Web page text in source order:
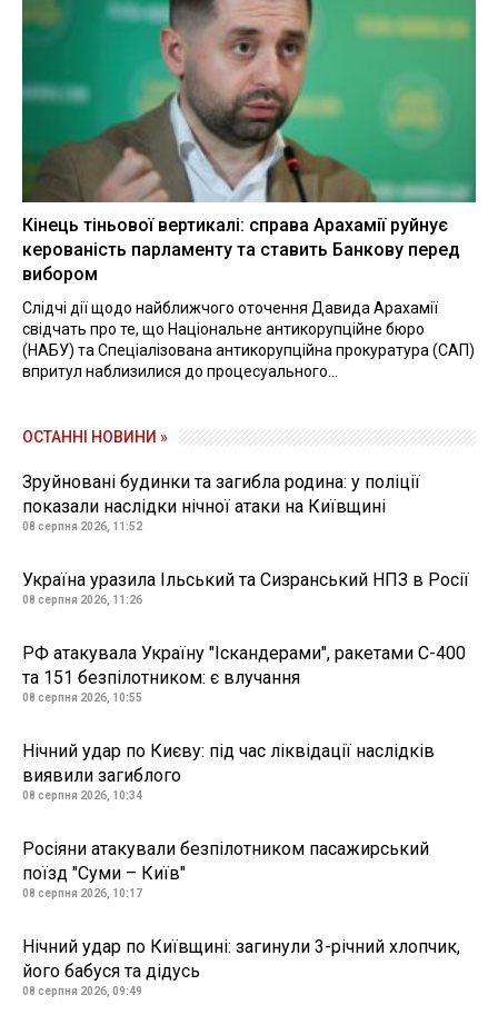
Кінець тіньової вертикалі: справа Арахамії руйнує
керованість парламенту та ставить Банкову перед
вибором
Слідчі дії щодо найближчого оточення Давида Арахамії
свідчать про те, що Національне антикорупційне бюро
(НАБУ) та Спеціалізована антикорупційна прокуратура (САП)
впритул наблизилися до процесуального...
ОСТАННІ НОВИНИ »
Зруйновані будинки та загибла родина: у поліції
показали наслідки нічної атаки на Київщині
08 серпня 2026, 11:52
Україна уразила Ільський та Сизранський НПЗ в Росії
08 серпня 2026, 11:26
РФ атакувала Україну "Іскандерами", ракетами С-400
та 151 безпілотником: є влучання
08 серпня 2026, 10:55
Нічний удар по Києву: під час ліквідації наслідків
виявили загиблого
08 серпня 2026, 10:34
Росіяни атакували безпілотником пасажирський
поїзд "Суми – Київ"
08 серпня 2026, 10:17
Нічний удар по Київщині: загинули 3-річний хлопчик,
його бабуся та дідусь
08 серпня 2026, 09:49